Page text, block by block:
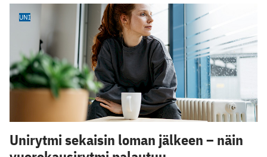
UNI
Unirytmi sekaisin loman jälkeen – näin